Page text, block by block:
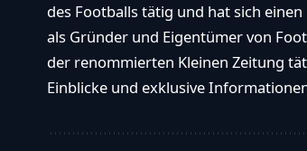
des Footballs tätig und hat sich
als Gründer und Eigentümer von
der renommierten Kleinen Zeitung
Einblicke und exklusive